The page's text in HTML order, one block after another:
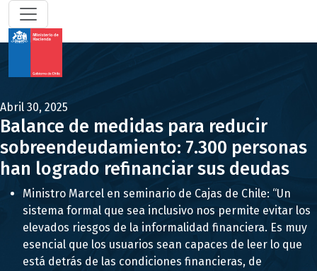
Abril 30, 2025
Balance de medidas para reducir
sobreendeudamiento: 7.300 personas
han logrado refinanciar sus deudas
Ministro Marcel en seminario de Cajas de Chile: “Un
sistema formal que sea inclusivo nos permite evitar los
elevados riesgos de la informalidad financiera. Es muy
esencial que los usuarios sean capaces de leer lo que
está detrás de las condiciones financieras, de